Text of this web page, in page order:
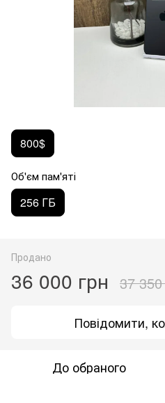
800$
Об'єм пам'яті
256 ГБ
Продано
36 000 грн 37
Повідомити,
До обраного